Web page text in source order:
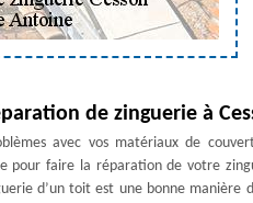
de zinguerie à
avec vos matériaux de
pour faire la réparation de votre
d’un toit est une bonne manière